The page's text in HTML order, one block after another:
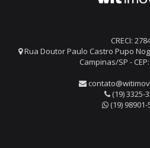
CRECI:
Rua Doutor Paulo Castro Pupo
Campinas/SP -
(19) 3325-
(19) 98901-